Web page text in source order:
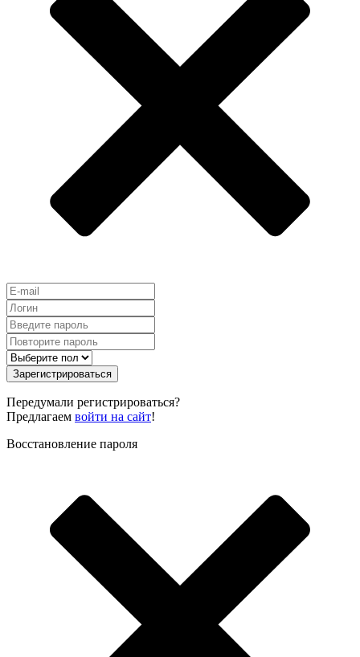
Зарегистрироваться
Передумали регистрироваться?
Предлагаем войти на сайт!
Восстановление пароля